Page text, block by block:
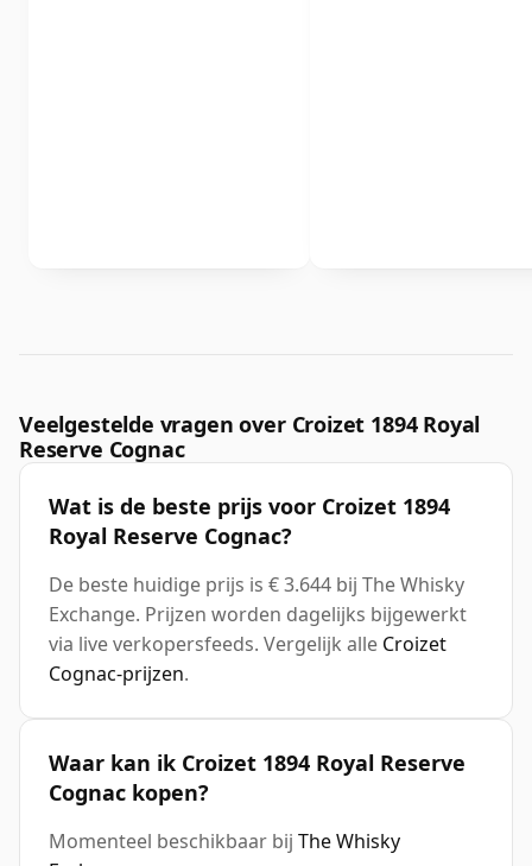
Veelgestelde vragen over Croizet 1894 Royal
Reserve Cognac
Wat is de beste prijs voor Croizet 1894
Royal Reserve Cognac?
De beste huidige prijs is € 3.644 bij The Whisky
Exchange. Prijzen worden dagelijks bijgewerkt
via live verkopersfeeds. Vergelijk alle Croizet
Cognac-prijzen.
Waar kan ik Croizet 1894 Royal Reserve
Cognac kopen?
Momenteel beschikbaar bij The Whisky